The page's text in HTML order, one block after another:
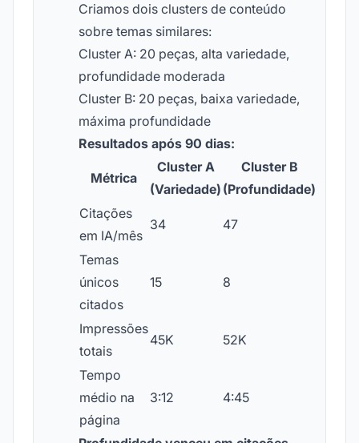
Criamos dois clusters de conteúdo
sobre temas similares:
Cluster A: 20 peças, alta variedade,
profundidade moderada
Cluster B: 20 peças, baixa variedade,
máxima profundidade
Resultados após 90 dias:
Métrica
Cluster A
(Variedade)
Cluster B
(Profundidade)
Citações
em IA/mês
34 47
Temas
únicos
citados
15 8
Impressões
totais
45K 52K
Tempo
médio na
página
3:12 4:45